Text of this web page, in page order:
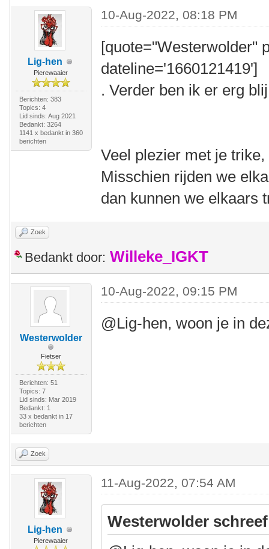
Lig-hen
Pierewaaier
Berichten: 383
Topics: 4
Lid sinds: Aug 2021
Bedankt: 3264
1141 x bedankt in 360
berichten
10-Aug-2022, 08:18 PM
[quote="Westerwolder"
dateline='1660121419']
. Verder ben ik er erg
Veel plezier met je
Misschien rijden we
dan kunnen we elkaars
Zoek
Bedankt door: Willeke_IGKT
Westerwolder
Fietser
Berichten: 51
Topics: 7
Lid sinds: Mar 2019
Bedankt: 1
33 x bedankt in 17
berichten
10-Aug-2022, 09:15 PM
@Lig-hen, woon je in
Zoek
Lig-hen
Pierewaaier
11-Aug-2022, 07:54 AM
Westerwolder